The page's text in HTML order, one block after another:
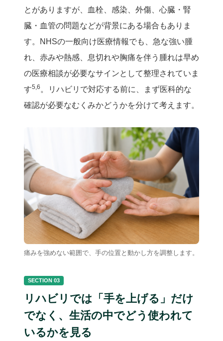
とがありますが、血栓、感染、外傷、心臓・腎
臓・血管の問題などが背景にある場合もありま
す。NHSの一般向け医療情報でも、急な強い腫
れ、赤みや熱感、息切れや胸痛を伴う腫れは早め
の医療相談が必要なサインとして整理されていま
す5,6 。リハビリで対応する前に、まず医科的な
確認が必要なむくみかどうかを分けて考えます。
痛みを強めない範囲で、手の位置と動かし方を調整します。
SECTION 03
リハビリでは「手を上げる」だけ
でなく、生活の中でどう使われて
いるかを見る